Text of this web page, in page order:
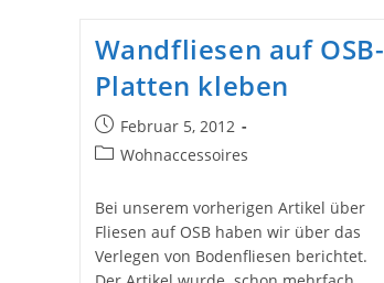
Wandfliesen auf OSB-
Platten kleben
Beitrag
veröffentlicht:
Februar 5, 2012
Beitrags-
Wohnaccessoires
Bei unserem vorherigen Artikel über
Fliesen auf OSB haben wir über das
Verlegen von Bodenfliesen berichtet.